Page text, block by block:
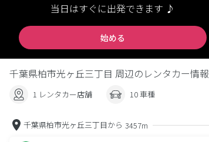
当日はすぐに出発できます ♪
始める
千葉県柏市光ヶ丘三丁目 周辺のレンタカー情報
1 レンタカー店舗 10 車種
千葉県柏市光ヶ丘三丁目から 3457m